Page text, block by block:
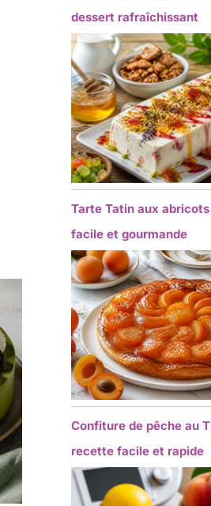
dessert rafraîchissant
Tarte Tatin aux
facile et gourmande
Confiture de pêche au
recette facile et rapide